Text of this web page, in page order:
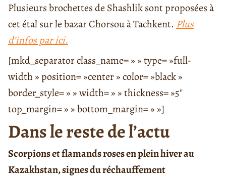
Plusieurs brochettes de Shashlik sont proposées à
cet étal sur le bazar Chorsou à Tachkent. Plus
d’infos par ici.
[mkd_separator class_name= » » type= »full-
width » position= »center » color= »black »
border_style= » » width= » » thickness= »5″
top_margin= » » bottom_margin= » »]
Dans le reste de l’actu
Scorpions et flamands roses en plein hiver au
Kazakhstan, signes du réchauffement